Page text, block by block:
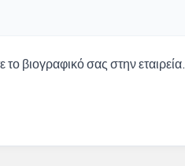
το βιογραφικό σας στην εταιρεία.